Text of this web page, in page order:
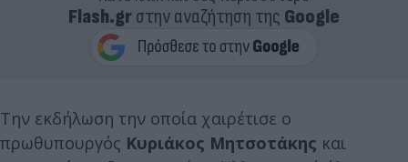
Flash.grστην αναζήτηση της Google
Την εκδήλωση την οποία χαιρέτισε ο
πρωθυπουργός Κυριάκος Μητσοτάκης και